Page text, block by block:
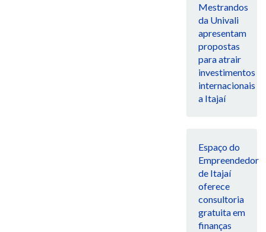
Mestrandos
da Univali
apresentam
propostas
para atrair
investimentos
internacionais
a Itajaí
Espaço do
Empreendedor
de Itajaí
oferece
consultoria
gratuita em
finanças